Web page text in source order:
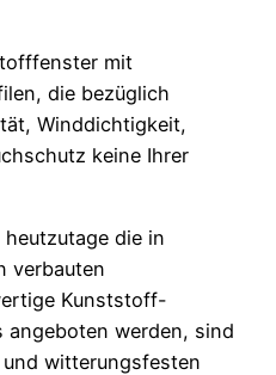
mit
die bezüglich
Winddichtigkeit,
keine Ihrer
die in
verbauten
Kunststoff-
angeboten werden, sind
witterungsfesten